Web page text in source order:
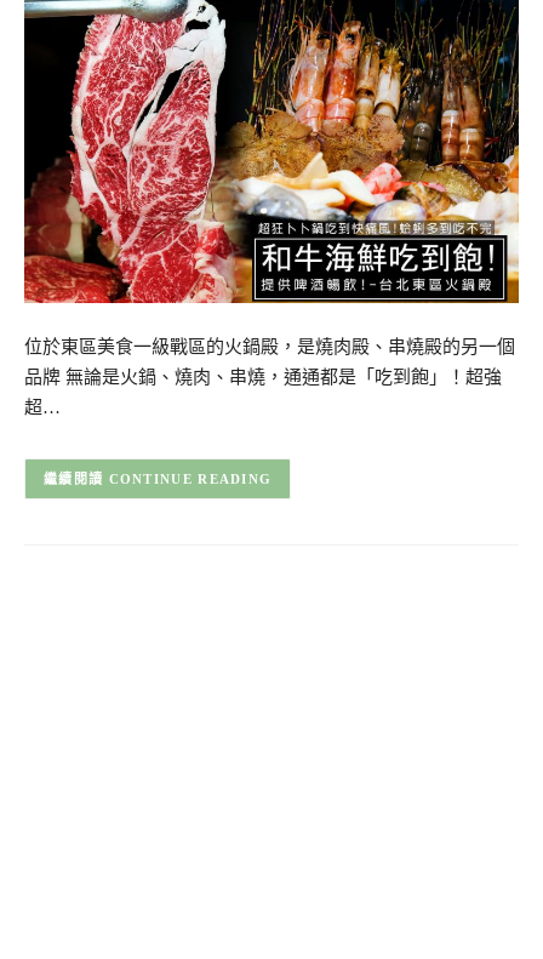
位於東區美食一級戰區的火鍋殿，是燒肉殿、串燒殿的另一個
品牌 無論是火鍋、燒肉、串燒，通通都是「吃到飽」！超強
超…
CONTINUE READING